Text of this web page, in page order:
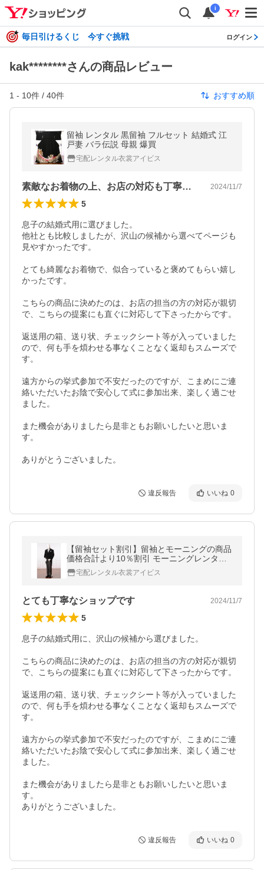
i
毎日引けるくじ 今すぐ挑戦 ログイン
kak********さんの商品レビュー
1 - 10件 / 40件 おすすめ順
留袖 レンタル 黒留袖 フルセット 結婚式 江
戸妻 バラ伝説 母親 爆買
宅配レンタル衣裳アイビス
素敵なお着物の上、お店の対応も丁寧です 2024/11/7
5
息子の結婚式用に選びました。
他社とも比較しましたが、沢山の候補から選べてページも
見やすかったです。
とても綺麗なお着物で、似合っていると褒めてもらい嬉し
かったです。
こちらの商品に決めたのは、お店の担当の方の対応が親切
で、こちらの提案にも直ぐに対応して下さったからです。
返送用の箱、送り状、チェックシート等が入っていました
ので、何も手を煩わせる事なくことなく返却もスムーズで
す。
遠方からの挙式参加で不安だったのですが、こまめにご連
絡いただいたお陰で安心して式に参加出来、楽しく過ごせ
ました。
また機会がありましたら是非ともお願いしたいと思いま
す。
ありがとうございました。
違反報告 いいね 0
【留袖セット割引】留袖とモーニングの商品
価格合計より10％割引 モーニングレンタル
8AX0001 レンタル11点セット モーニング 結
婚式 貸衣装 父親 礼装 格安
宅配レンタル衣裳アイビス
とても丁寧なショップです 2024/11/7
5
息子の結婚式用に、沢山の候補から選びました。
こちらの商品に決めたのは、お店の担当の方の対応が親切
で、こちらの提案にも直ぐに対応して下さったからです。
返送用の箱、送り状、チェックシート等が入っていました
ので、何も手を煩わせる事なくことなく返却もスムーズで
す。
遠方からの挙式参加で不安だったのですが、こまめにご連
絡いただいたお陰で安心して式に参加出来、楽しく過ごせ
ました。
また機会がありましたら是非ともお願いしたいと思いま
す。
ありがとうございました。
違反報告 いいね 0